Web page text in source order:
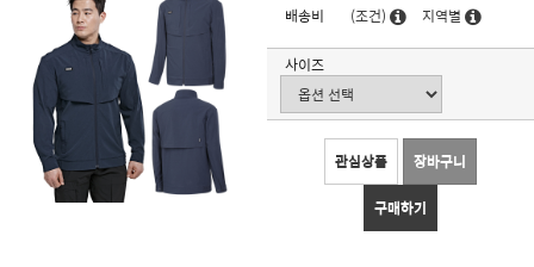
배송비
(조건) 지역별
사이즈
관심상품 장바구니
구매하기